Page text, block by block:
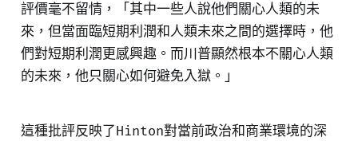
評價毫不留情，「其中一些人說他們關心人類的未
來，但當面臨短期利潤和人類未來之間的選擇時，他
們對短期利潤更感興趣。而川普顯然根本不關心人類
的未來，他只關心如何避免入獄。」
這種批評反映了Hinton對當前政治和商業環境的深